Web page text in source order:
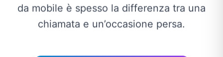
da mobile è spesso la differenza tra una
chiamata e un’occasione persa.